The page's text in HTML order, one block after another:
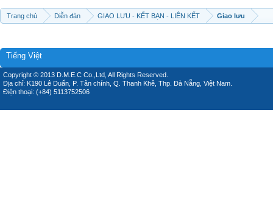
Trang chủ Diễn đàn GIAO LƯU - KẾT BẠN - LIÊN KẾT Giao lưu
Tiếng Việt
Copyright © 2013 D.M.E.C Co.,Ltd, All Rights Reserved.
Địa chỉ: K190 Lê Duẩn, P. Tân chính, Q. Thanh Khê, Thp. Đà Nẵng, Việt Nam.
Điện thoại: (+84) 5113752506